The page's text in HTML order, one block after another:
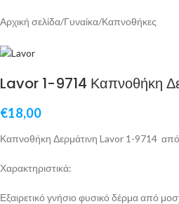
Αρχική σελίδα/Γυναίκα/Καπνοθήκες
Lavor 1-9714 Καπνοθήκη
€18,00
Καπνοθήκη Δερμάτινη Lavor 1-9714 από
Χαρακτηριστικά:
Εξαιρετικό γνήσιο φυσικό δέρμα από